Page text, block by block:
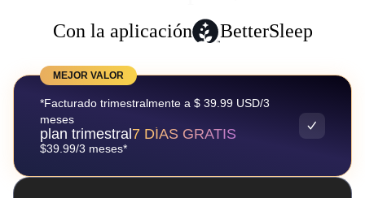
Con la aplicación BetterSleep
MEJOR VALOR
*Facturado trimestralmente a $ 39.99 USD/3
meses
plan trimestral 7 DÍAS GRATIS
$39.99/3 meses*